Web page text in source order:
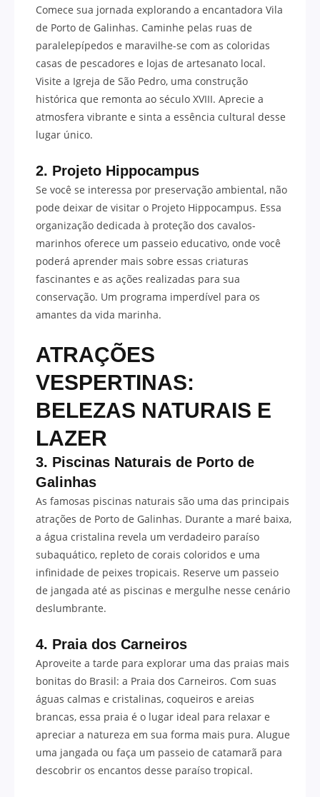
Comece sua jornada explorando a encantadora Vila
de Porto de Galinhas. Caminhe pelas ruas de
paralelepípedos e maravilhe-se com as coloridas
casas de pescadores e lojas de artesanato local.
Visite a Igreja de São Pedro, uma construção
histórica que remonta ao século XVIII. Aprecie a
atmosfera vibrante e sinta a essência cultural desse
lugar único.
2. Projeto Hippocampus
Se você se interessa por preservação ambiental, não
pode deixar de visitar o Projeto Hippocampus. Essa
organização dedicada à proteção dos cavalos-
marinhos oferece um passeio educativo, onde você
poderá aprender mais sobre essas criaturas
fascinantes e as ações realizadas para sua
conservação. Um programa imperdível para os
amantes da vida marinha.
ATRAÇÕES
VESPERTINAS:
BELEZAS NATURAIS E
LAZER
3. Piscinas Naturais de Porto de
Galinhas
As famosas piscinas naturais são uma das principais
atrações de Porto de Galinhas. Durante a maré baixa,
a água cristalina revela um verdadeiro paraíso
subaquático, repleto de corais coloridos e uma
infinidade de peixes tropicais. Reserve um passeio
de jangada até as piscinas e mergulhe nesse cenário
deslumbrante.
4. Praia dos Carneiros
Aproveite a tarde para explorar uma das praias mais
bonitas do Brasil: a Praia dos Carneiros. Com suas
águas calmas e cristalinas, coqueiros e areias
brancas, essa praia é o lugar ideal para relaxar e
apreciar a natureza em sua forma mais pura. Alugue
uma jangada ou faça um passeio de catamarã para
descobrir os encantos desse paraíso tropical.